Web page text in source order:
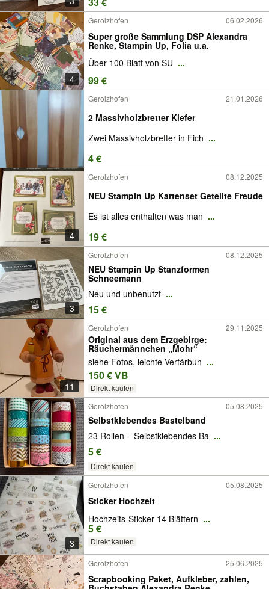
4
Gerolzhofen 06.02.2026
Super große Sammlung DSP Alexandra
Renke, Stampin Up, Folia u.a.
Über 100 Blatt von SU ...
99 €
Gerolzhofen 21.01.2026
2 Massivholzbretter Kiefer
Zwei Massivholzbretter in Fich ...
4 €
4
Gerolzhofen 08.12.2025
NEU Stampin Up Kartenset Geteilte Freude
Es ist alles enthalten was man ...
19 €
3
Gerolzhofen 08.12.2025
NEU Stampin Up Stanzformen
Schneemann
Neu und unbenutzt ...
15 €
11
Gerolzhofen 29.11.2025
Original aus dem Erzgebirge:
Räuchermännchen „Mohr“
siehe Fotos, leichte Verfärbun ...
150 € VB
Direkt kaufen
Gerolzhofen
05.08.2025
Selbstklebendes Bastelband
23 Rollen – Selbstklebendes Ba ...
5 €
Direkt kaufen
3
Gerolzhofen 05.08.2025
Sticker Hochzeit
Hochzeits-Sticker 14 Blättern ...
5 €
Direkt kaufen
Gerolzhofen 25.06.2025
Scrapbooking Paket, Aufkleber, zahlen,